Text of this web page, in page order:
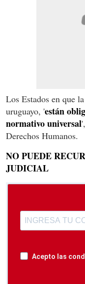
Los Estados en que
uruguayo, 'están
normativo universal
Derechos Humanos.
NO PUEDE
JUDICIAL
Acepto las